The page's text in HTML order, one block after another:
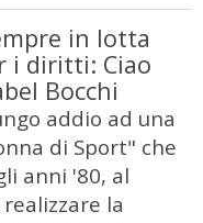
in lotta
i diritti: Ciao
Bocchi
addio ad una
di Sport" che
anni '80, al
la